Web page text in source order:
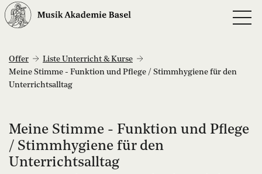
Offer
Liste Unterricht & Kurse
Meine Stimme - Funktion und Pflege / Stimmhygiene für den
Unterrichtsalltag
Meine Stimme - Funktion und Pflege
/ Stimmhygiene für den
Unterrichtsalltag